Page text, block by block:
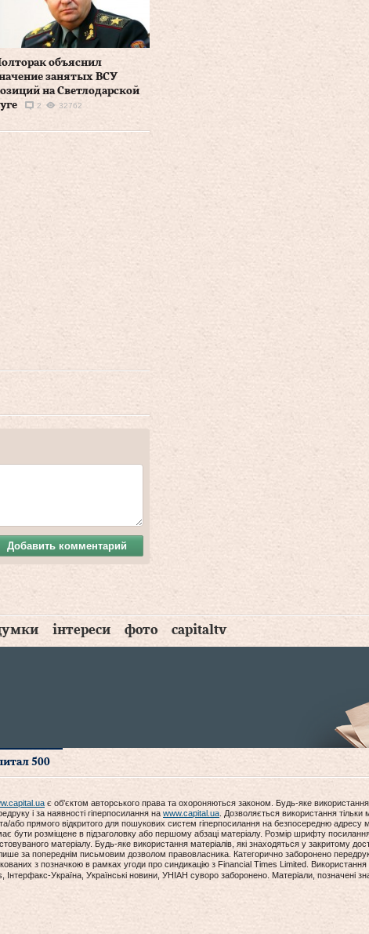
объяснил
занятых ВСУ
на Светлодарской
2 32762
Добавить комментарий
інтереси фото capitaltv
500
є об'єктом авторського права та охороняються законом. Будь-яке використання
і за наявності гіперпосилання на www.capital.ua . Дозволяється використання
або прямого відкритого для пошукових систем гіперпосилання на безпосередню адресу
бути розміщене в підзаголовку або першому абзаці матеріалу. Розмір шрифту
матеріалу. Будь-яке використання матеріалів, які знаходяться у закритому
за попереднім письмовим дозволом правовласника. Категорично заборонено
з позначкою в рамках угоди про синдикацію з Financial Times Limited. Використання
Україна, Українські новини, УНІАН суворо заборонено. Матеріали, позначені